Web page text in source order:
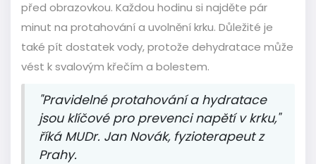
před obrazovkou. Každou hodinu si najděte pár
minut na protahování a uvolnění krku. Důležité je
také pít dostatek vody, protože dehydratace může
vést k svalovým křečím a bolestem.
"Pravidelné protahování a hydratace
jsou klíčové pro prevenci napětí v krku,"
říká MUDr. Jan Novák, fyzioterapeut z
Prahy.